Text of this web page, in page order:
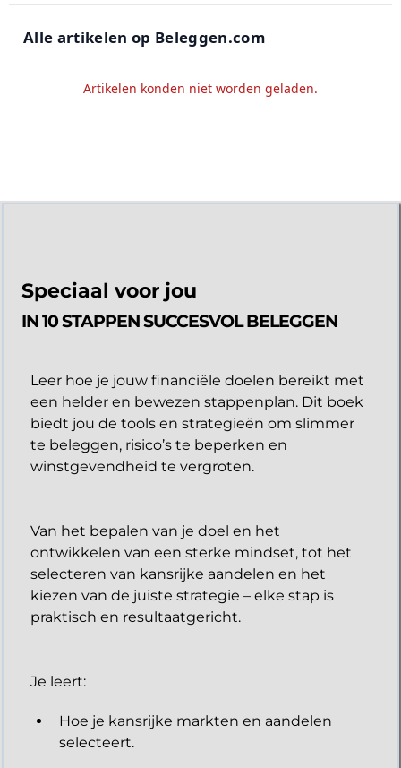
Alle artikelen op Beleggen.com
Artikelen konden niet worden geladen.
Speciaal voor jou
IN 10 STAPPEN SUCCESVOL BELEGGEN
Leer hoe je jouw financiële doelen bereikt met
een helder en bewezen stappenplan. Dit boek
biedt jou de tools en strategieën om slimmer
te beleggen, risico’s te beperken en
winstgevendheid te vergroten.
Van het bepalen van je doel en het
ontwikkelen van een sterke mindset, tot het
selecteren van kansrijke aandelen en het
kiezen van de juiste strategie – elke stap is
praktisch en resultaatgericht.
​Je leert:
Hoe je kansrijke markten en aandelen
selecteert.